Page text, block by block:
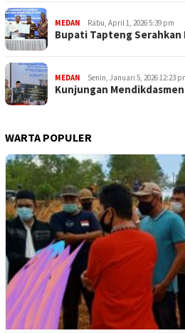
MEDAN Rabu, April 1, 2026 5:39 pm
Bupati Tapteng Serahkan
MEDAN Senin, Januari 5, 2026 12:23
Kunjungan
WARTA POPULER